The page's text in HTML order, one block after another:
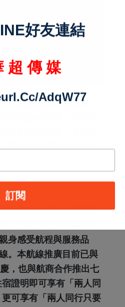
。感謝交通部航港局、
觀光旅程選擇：台南市
方四島的航線，皆為台
體驗截然不同的台南藍
公觀光交通船航班遊程
，邀請旅行同業進行踩
身感受航程與服務品
。本航線推廣目前已與
，也與航商合作推出七
證明即可享有「兩人同
可享有「兩人同行只要
好友連結
超 傳 媒
adqW77